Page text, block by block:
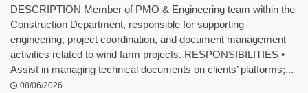
DESCRIPTION Member of PMO & Engineering team within the
Construction Department, responsible for supporting
engineering, project coordination, and document management
activities related to wind farm projects. RESPONSIBILITIES •
Assist in managing technical documents on clients’ platforms;...
08/06/2026